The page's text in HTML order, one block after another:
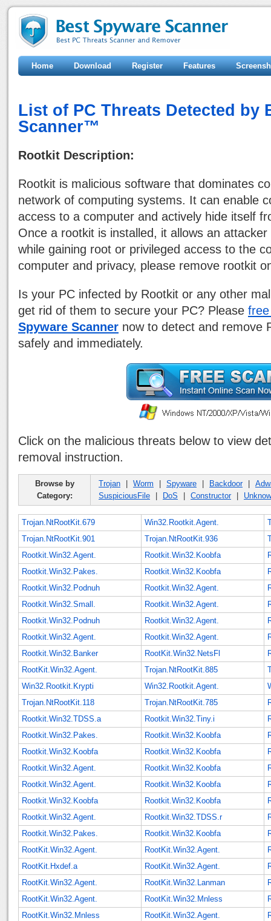
Home Download Register Features
List of PC Threats Detected by
Scanner™
Rootkit Description:
Rootkit is malicious software that dominates
network of computing systems. It can enable
access to a computer and actively hide itself
Once a rootkit is installed, it allows an
while gaining root or privileged access to the
computer and privacy, please remove rootkit
Is your PC infected by Rootkit or any other
get rid of them to secure your PC? Please
Spyware Scanner now to detect and remove
safely and immediately.
Click on the malicious threats below to view
removal instruction.
Browse by
Category:
Trojan Worm Spyware Backdoor
SuspiciousFile
DoS Constructor
Trojan.NtRootKit.679 Win32.Rootkit.Agent.
Trojan.NtRootKit.901
Trojan.NtRootKit.936
Rootkit.Win32.Agent.
Rootkit.Win32.Koobfa
Rootkit.Win32.Pakes.
Rootkit.Win32.Koobfa
Rootkit.Win32.Podnuh
Rootkit.Win32.Agent.
Rootkit.Win32.Small.
Rootkit.Win32.Agent.
Rootkit.Win32.Podnuh
Rootkit.Win32.Agent.
Rootkit.Win32.Agent.
Rootkit.Win32.Agent.
Rootkit.Win32.Banker
RootKit.Win32.NetsFl
RootKit.Win32.Agent.
Trojan.NtRootKit.885
Win32.Rootkit.Krypti
Win32.Rootkit.Agent.
Trojan.NtRootKit.118
Trojan.NtRootKit.785
Rootkit.Win32.TDSS.a
Rootkit.Win32.Tiny.i
Rootkit.Win32.Pakes.
Rootkit.Win32.Koobfa
Rootkit.Win32.Koobfa
Rootkit.Win32.Koobfa
Rootkit.Win32.Agent.
Rootkit.Win32.Koobfa
Rootkit.Win32.Agent.
Rootkit.Win32.Koobfa
Rootkit.Win32.Koobfa
Rootkit.Win32.Koobfa
Rootkit.Win32.Agent.
Rootkit.Win32.TDSS.r
Rootkit.Win32.Pakes.
Rootkit.Win32.Koobfa
RootKit.Win32.Agent.
RootKit.Win32.Agent.
RootKit.Hxdef.a
RootKit.Win32.Agent.
RootKit.Win32.Agent.
RootKit.Win32.Lanman
RootKit.Win32.Agent.
RootKit.Win32.Mnless
RootKit.Win32.Mnless
RootKit.Win32.Agent.